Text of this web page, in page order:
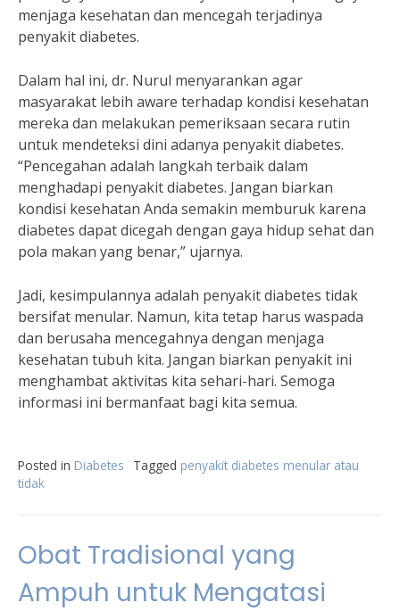
menjaga kesehatan dan mencegah terjadinya
penyakit diabetes.
Dalam hal ini, dr. Nurul menyarankan agar
masyarakat lebih aware terhadap kondisi kesehatan
mereka dan melakukan pemeriksaan secara rutin
untuk mendeteksi dini adanya penyakit diabetes.
“Pencegahan adalah langkah terbaik dalam
menghadapi penyakit diabetes. Jangan biarkan
kondisi kesehatan Anda semakin memburuk karena
diabetes dapat dicegah dengan gaya hidup sehat dan
pola makan yang benar,” ujarnya.
Jadi, kesimpulannya adalah penyakit diabetes tidak
bersifat menular. Namun, kita tetap harus waspada
dan berusaha mencegahnya dengan menjaga
kesehatan tubuh kita. Jangan biarkan penyakit ini
menghambat aktivitas kita sehari-hari. Semoga
informasi ini bermanfaat bagi kita semua.
Posted in Diabetes Tagged penyakit diabetes menular atau
tidak
Obat Tradisional yang
Ampuh untuk Mengatasi